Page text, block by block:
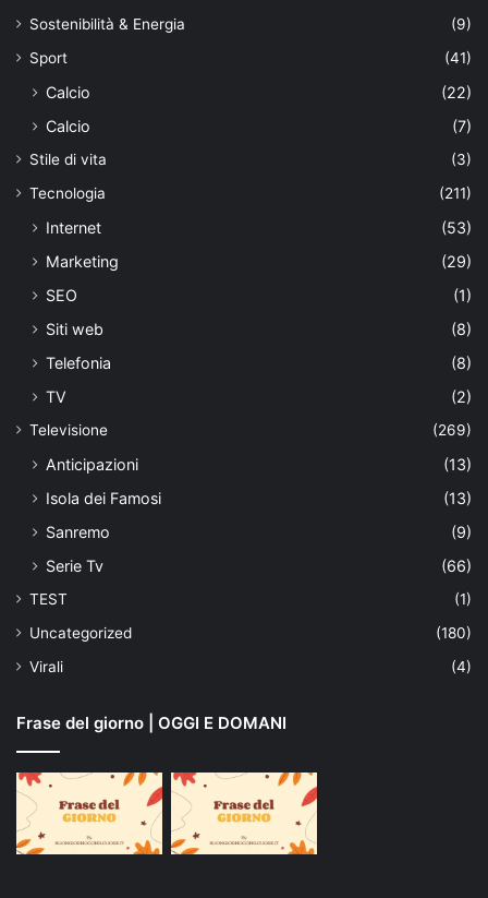
Sostenibilità & Energia
(9)
Sport
(41)
Calcio
(22)
Calcio
(7)
Stile di vita
(3)
Tecnologia
(211)
Internet
(53)
Marketing
(29)
SEO
(1)
Siti web
(8)
Telefonia
(8)
TV
(2)
Televisione (269)
Anticipazioni
(13)
Isola dei Famosi
(13)
Sanremo
(9)
Serie Tv
(66)
TEST
(1)
Uncategorized
(180)
Virali
(4)
Frase del giorno | OGGI E DOMANI